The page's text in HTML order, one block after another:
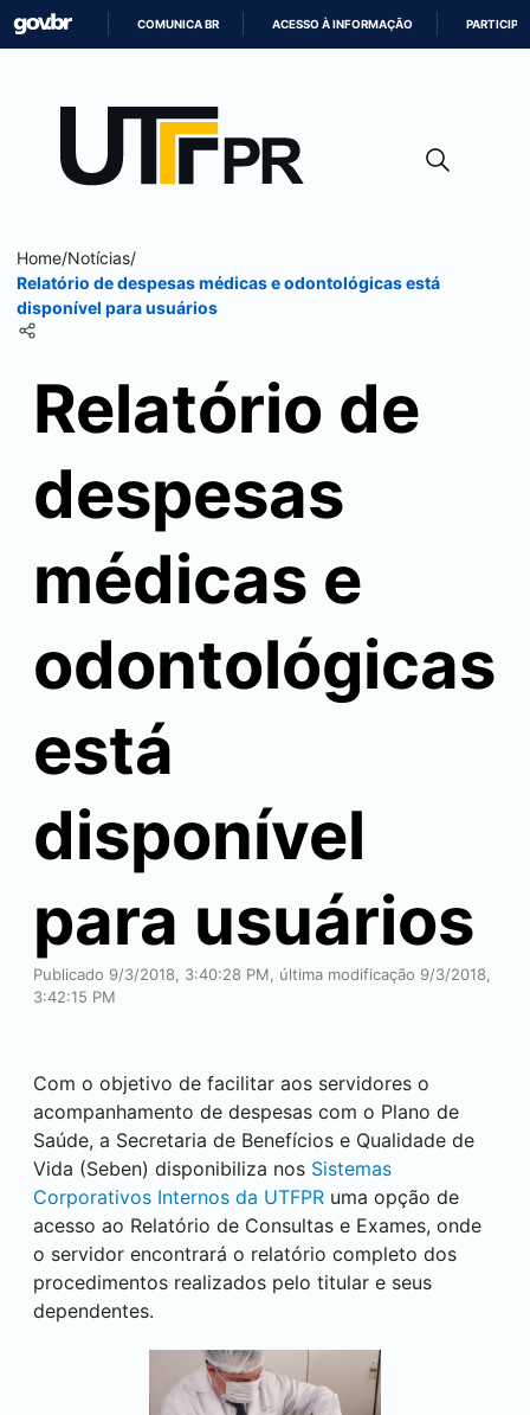
CONTEÚDO
COMUNICA BR ACESSO À INFORMAÇÃO PARTICIPE
Home/Notícias/
Relatório de despesas médicas e odontológicas está
disponível para usuários
Relatório de
despesas
médicas e
odontológicas
está
disponível
para usuários
Publicado 9/3/2018, 3:40:28 PM, última modificação 9/3/2018,
3:42:15 PM
Com o objetivo de facilitar aos servidores o
acompanhamento de despesas com o Plano de
Saúde, a Secretaria de Benefícios e Qualidade de
Vida (Seben) disponibiliza nos Sistemas
Corporativos Internos da UTFPR uma opção de
acesso ao Relatório de Consultas e Exames, onde
o servidor encontrará o relatório completo dos
procedimentos realizados pelo titular e seus
dependentes.